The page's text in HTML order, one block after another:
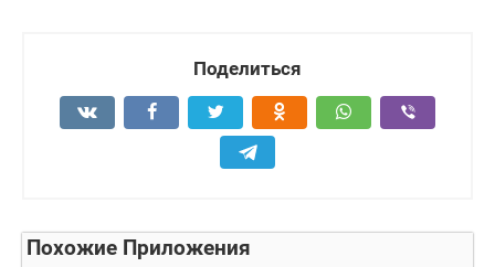
Поделиться
Похожие Приложения